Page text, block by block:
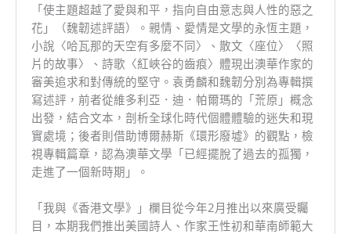
「使主題超越了愛與和平，指向自由意志與人性的惡之
花」（魏韌述評語）。親情、愛情是文學的永恆主題，
小說〈哈瓦那的天空有多麼不同〉、散文〈座位〉〈照
片的故事〉、詩歌〈紅峽谷的齒痕〉體現出澳華作家的
審美追求和對傳統的堅守。袁勇麟和魏韌分別為專輯撰
寫述評，前者從維多利亞．迪．帕爾瑪的「荒原」概念
出發，結合文本，剖析全球化時代個體體驗的迷失和現
實處境；後者則借助博爾赫斯《環形廢墟》的觀點，檢
視專輯篇章，認為澳華文學「已經擺脫了過去的孤獨，
走進了一個新時期」。
「我與《香港文學》」欄目從今年2月推出以來廣受矚
目，本期我們推出美國詩人、作家王性初和華南師範大